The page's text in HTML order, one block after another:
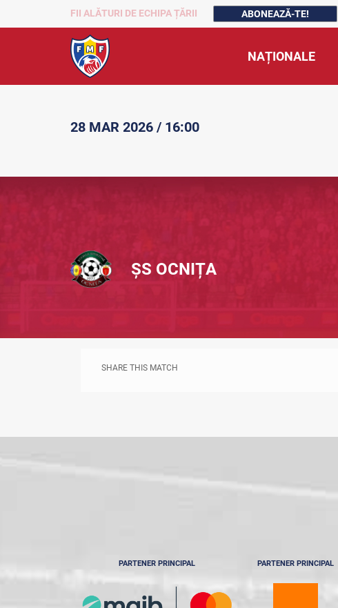
FII ALĂTURI DE ECHIPA ȚĂRII ABONEAZĂ-TE!
NAȚIONALE
28 MAR 2026 / 16:00
ȘS OCNIȚA
SHARE THIS MATCH
PARTENER PRINCIPAL PARTENER PRINCIPAL